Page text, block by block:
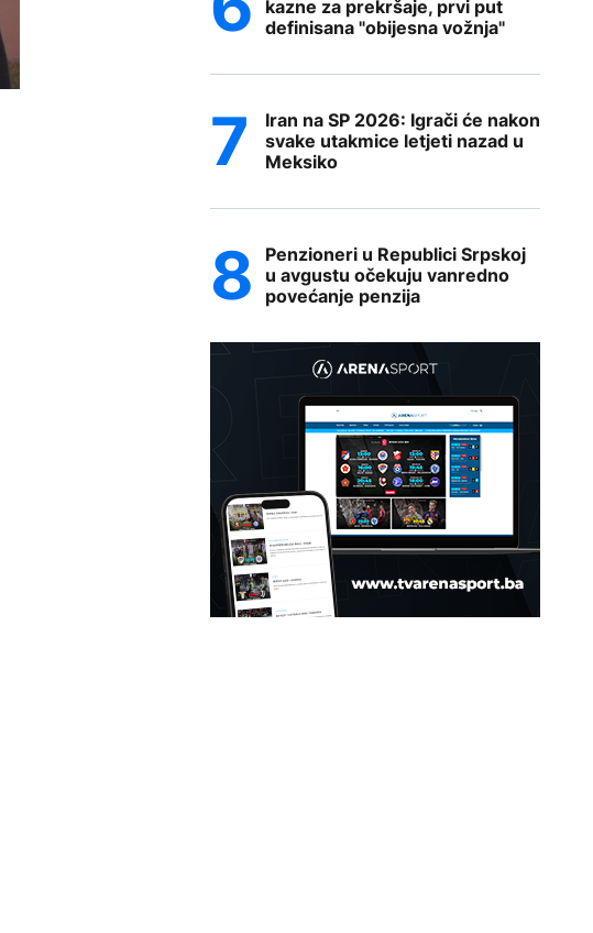
kazne za prekršaje, prvi put
definisana "obijesna vožnja"
Iran na SP 2026: Igrači će nakon
svake utakmice letjeti nazad u
Meksiko
Penzioneri u Republici Srpskoj
u avgustu očekuju vanredno
povećanje penzija